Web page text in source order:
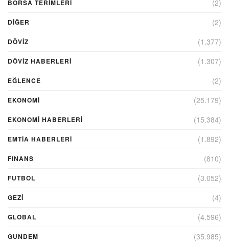
BORSA TERIMLERI (2)
DIĞER (2)
DÖVİZ (1.377)
DÖVIZ HABERLERI (1.307)
EĞLENCE (2)
EKONOMİ (25.179)
EKONOMI HABERLERI (15.384)
EMTIA HABERLERI (1.892)
FINANS (810)
FUTBOL (3.052)
GEZI (4)
GLOBAL (4.596)
GUNDEM (35.985)